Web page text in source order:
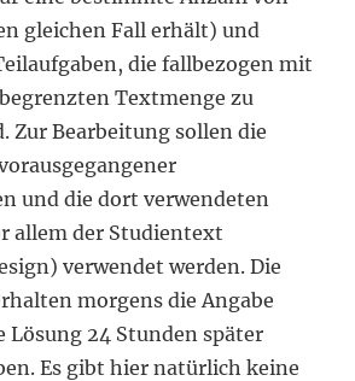
gleichen Fall erhält) und
die fallbezogen mit
Textmenge zu
Zur Bearbeitung sollen die
und die dort verwendeten
allem der Studientext
verwendet werden. Die
morgens die Angabe
Lösung 24 Stunden später
Es gibt hier natürlich keine